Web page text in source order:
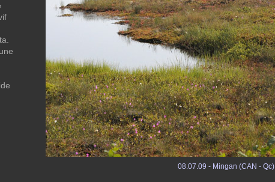
08.07.09 - Mingan (CAN - Qc)